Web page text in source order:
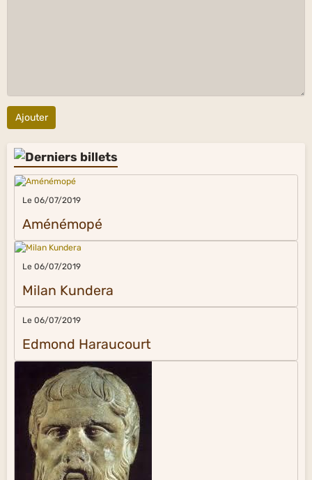
Ajouter
Le 06/07/2019
Aménémopé
Le 06/07/2019
Milan Kundera
Le 06/07/2019
Edmond Haraucourt